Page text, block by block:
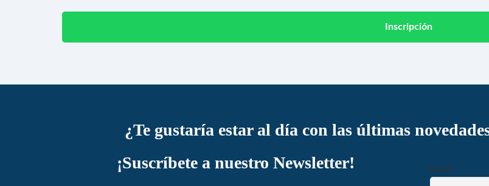
Inscripción
¿Te gustaría estar al día con las últimas
¡Suscríbete a nuestro Newsletter!
Email